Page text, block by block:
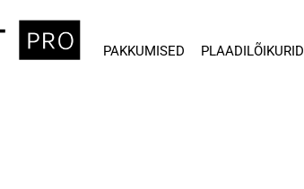
PAKKUMISED PLAADILÕIKURID